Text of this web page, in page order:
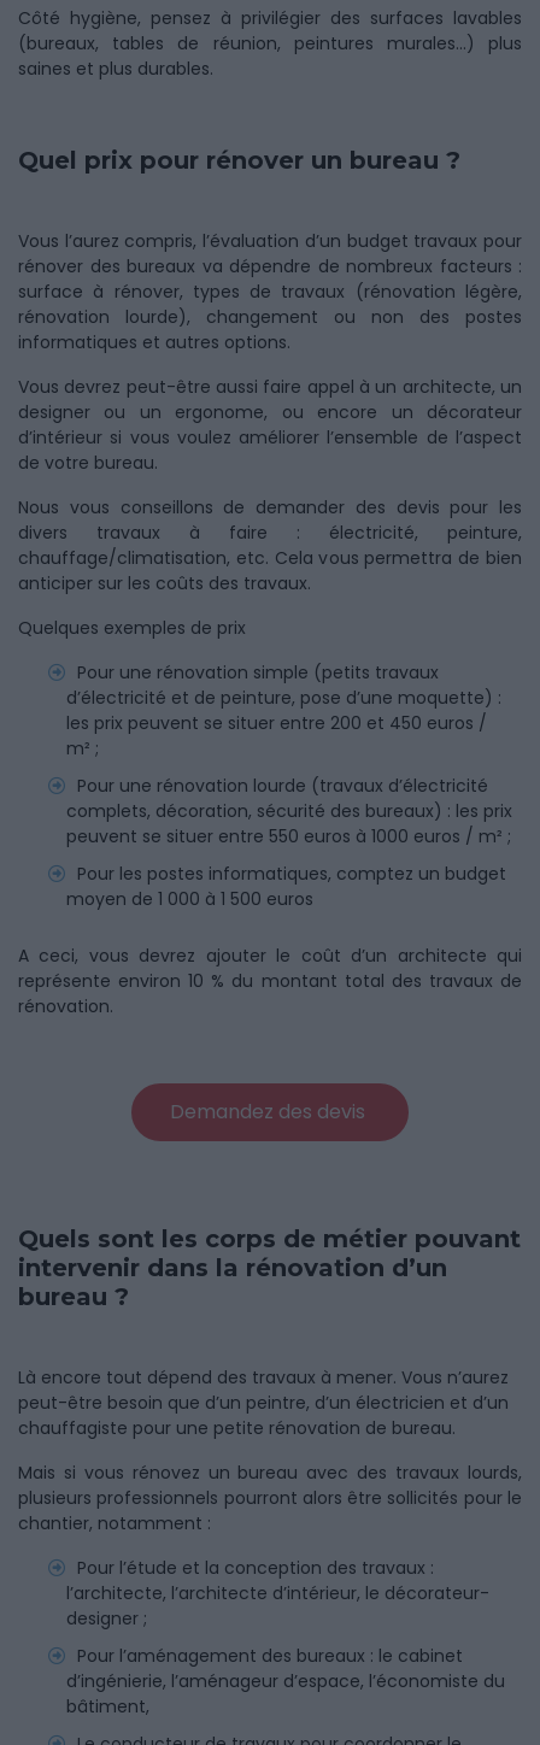
Côté hygiène, pensez à privilégier des surfaces lavables
(bureaux, tables de réunion, peintures murales…) plus
saines et plus durables.
Quel prix pour rénover un bureau ?
Vous l’aurez compris, l’évaluation d’un budget travaux pour
rénover des bureaux va dépendre de nombreux facteurs :
surface à rénover, types de travaux (rénovation légère,
rénovation lourde), changement ou non des postes
informatiques et autres options.
Vous devrez peut-être aussi faire appel à un architecte, un
designer ou un ergonome, ou encore un décorateur
d’intérieur si vous voulez améliorer l’ensemble de l’aspect
de votre bureau.
Nous vous conseillons de demander des devis pour les
divers travaux à faire : électricité, peinture,
chauffage/climatisation, etc. Cela vous permettra de bien
anticiper sur les coûts des travaux.
Quelques exemples de prix
Pour une rénovation simple (petits travaux
d’électricité et de peinture, pose d’une moquette) :
les prix peuvent se situer entre 200 et 450 euros /
m² ;
Pour une rénovation lourde (travaux d’électricité
complets, décoration, sécurité des bureaux) : les prix
peuvent se situer entre 550 euros à 1000 euros / m² ;
Pour les postes informatiques, comptez un budget
moyen de 1 000 à 1 500 euros
A ceci, vous devrez ajouter le coût d’un architecte qui
représente environ 10 % du montant total des travaux de
rénovation.
Demandez des devis
Quels sont les corps de métier pouvant
intervenir dans la rénovation d’un
bureau ?
Là encore tout dépend des travaux à mener. Vous n’aurez
peut-être besoin que d’un peintre, d’un électricien et d’un
chauffagiste pour une petite rénovation de bureau.
Mais si vous rénovez un bureau avec des travaux lourds,
plusieurs professionnels pourront alors être sollicités pour le
chantier, notamment :
Pour l’étude et la conception des travaux :
l’architecte, l’architecte d’intérieur, le décorateur-
designer ;
Pour l’aménagement des bureaux : le cabinet
d’ingénierie, l’aménageur d’espace, l’économiste du
bâtiment,